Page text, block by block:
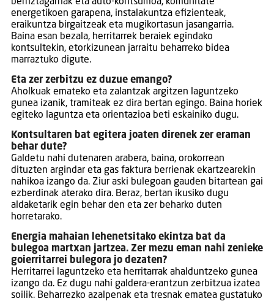
energetikoen garapena, instalakuntza efizienteak,
eraikuntza birgaitzeak eta mugikortasun jasangarria.
Baina esan bezala, herritarrek beraiek egindako
kontsultekin, etorkizunean jarraitu beharreko bidea
marraztuko digute.
Eta zer zerbitzu ez duzue emango?
Aholkuak emateko eta zalantzak argitzen laguntzeko
gunea izanik, tramiteak ez dira bertan egingo. Baina horiek
egiteko laguntza eta orientazioa beti eskainiko dugu.
Kontsultaren bat egitera joaten direnek zer eraman
behar dute?
Galdetu nahi dutenaren arabera, baina, orokorrean
dituzten argindar eta gas faktura berrienak ekartzearekin
nahikoa izango da. Ziur aski bulegoan gauden bitartean gai
ezberdinak aterako dira. Beraz, bertan ikusiko dugu
aldaketarik egin behar den eta zer beharko duten
horretarako.
Energia mahaian lehenetsitako ekintza bat da
bulegoa martxan jartzea. Zer mezu eman nahi zenieke
goierritarrei bulegora jo dezaten?
Herritarrei laguntzeko eta herritarrak ahalduntzeko gunea
izango da. Ez dugu nahi galdera-erantzun zerbitzua izatea
soilik. Beharrezko azalpenak eta tresnak ematea gustatuko